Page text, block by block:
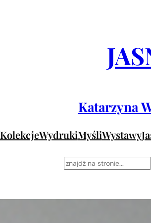
Katarzyna
KolekcjeWydrukiMyśliWystawy
Szukaj